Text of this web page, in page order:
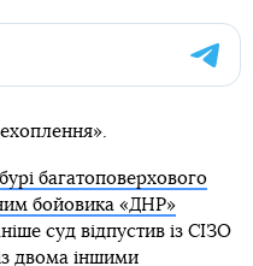
багатоповерхового
бойовика «ДНР»
суд відпустив із СІЗО
двома іншими